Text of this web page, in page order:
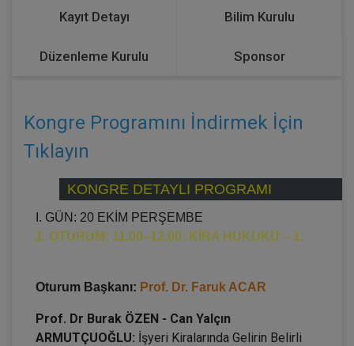
Kayıt Detayı Bilim Kurulu
Düzenleme Kurulu Sponsor
Kongre Programını İndirmek İçin
Tıklayın
KONGRE DETAYLI PROGRAMI
I. GÜN: 20 EKİM PERŞEMBE
1. OTURUM: 11.00–12.00: KİRA HUKUKU – 1:
Oturum Başkanı: Prof. Dr. Faruk ACAR
Prof. Dr Burak ÖZEN - Can Yalçın
ARMUTÇUOĞLU: İşyeri Kiralarında Gelirin Belirli